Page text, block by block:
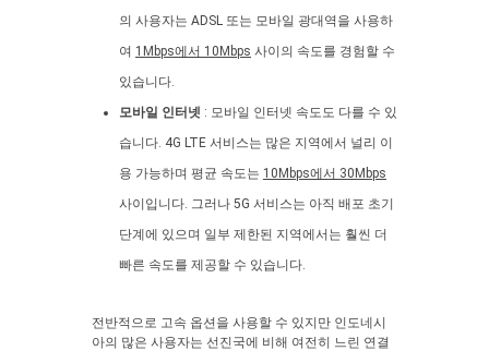
의 사용자는 ADSL 또는 모바일 광대역을 사용하
여 1Mbps에서 10Mbps 사이의 속도를 경험할 수
있습니다.
모바일 인터넷 : 모바일 인터넷 속도도 다를 수 있
습니다. 4G LTE 서비스는 많은 지역에서 널리 이
용 가능하며 평균 속도는 10Mbps에서 30Mbps
사이입니다. 그러나 5G 서비스는 아직 배포 초기
단계에 있으며 일부 제한된 지역에서는 훨씬 더
빠른 속도를 제공할 수 있습니다.
전반적으로 고속 옵션을 사용할 수 있지만 인도네시
아의 많은 사용자는 선진국에 비해 여전히 느린 연결